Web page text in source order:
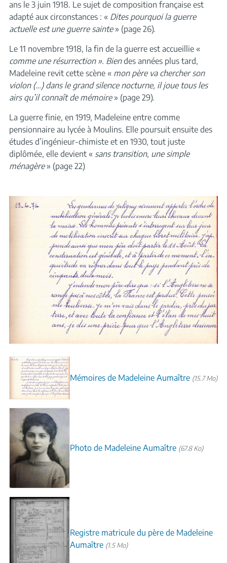
ans le 3 juin 1918. Le sujet de composition française est
adapté aux circonstances : « Dites pourquoi la guerre
actuelle est une guerre sainte» (page 26).
Le 11 novembre 1918, la fin de la guerre est accueillie «
comme une résurrection ». Biendes années plus tard,
Madeleine revit cette scène « mon père va chercher son
violon (…) dans le grand silence nocturne, il joue tous les
airs qu’il connaît de mémoire» (page 29).
La guerre finie, en 1919, Madeleine entre comme
pensionnaire au lycée à Moulins. Elle poursuit ensuite des
études d’ingénieur-chimiste et en 1930, tout juste
diplômée, elle devient « sans transition, une simple
ménagère» (page 22)
Mémoires de Madeleine Aumaître (15.7 Mo)
Photo de Madeleine Aumaître (67.8 Ko)
Registre matricule du père de Madeleine
Aumaître (1.5 Mo)